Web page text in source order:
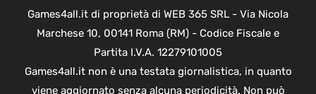
Games4all.it di proprietà di WEB 365 SRL - Via Nicola
Marchese 10, 00141 Roma (RM) - Codice Fiscale e
Partita I.V.A. 12279101005
Games4all.it non è una testata giornalistica, in quanto
viene aggiornato senza alcuna periodicità. Non può